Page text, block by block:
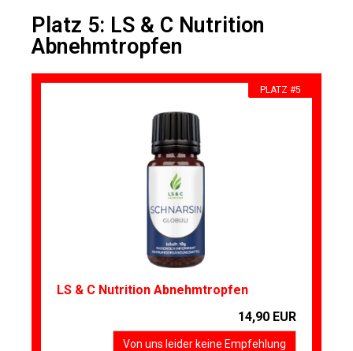
Platz 5: LS & C Nutrition
Abnehmtropfen
PLATZ #5
LS & C Nutrition Abnehmtropfen
14,90 EUR
Von uns leider keine Empfehlung